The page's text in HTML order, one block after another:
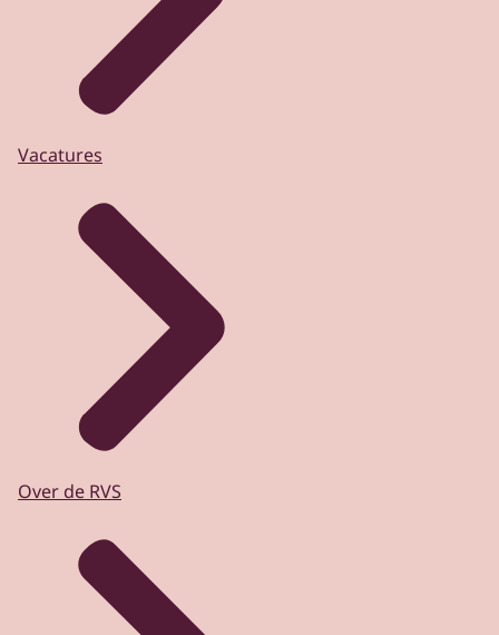
Vacatures
Over de RVS